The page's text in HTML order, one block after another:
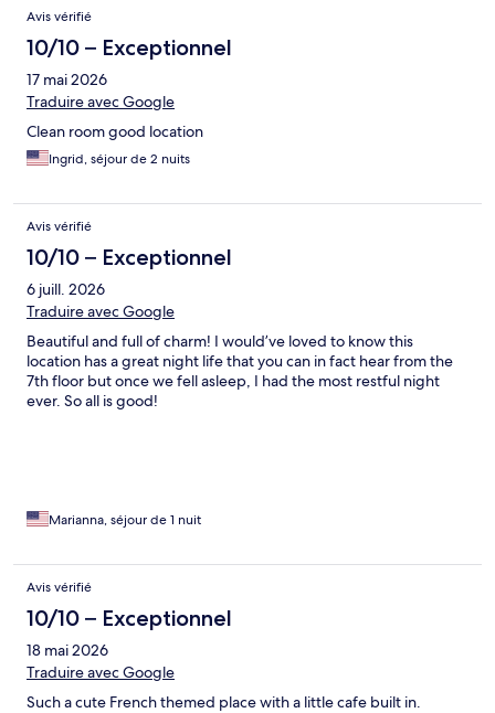
Avis vérifié
10/10 – Exceptionnel
17 mai 2026
Traduire avec Google
Clean room good location
Ingrid, séjour de 2 nuits
Avis vérifié
10/10 – Exceptionnel
6 juill. 2026
Traduire avec Google
Beautiful and full of charm! I would’ve loved to know this
location has a great night life that you can in fact hear from the
7th floor but once we fell asleep, I had the most restful night
ever. So all is good!
Marianna, séjour de 1 nuit
Avis vérifié
10/10 – Exceptionnel
18 mai 2026
Traduire avec Google
Such a cute French themed place with a little cafe built in.